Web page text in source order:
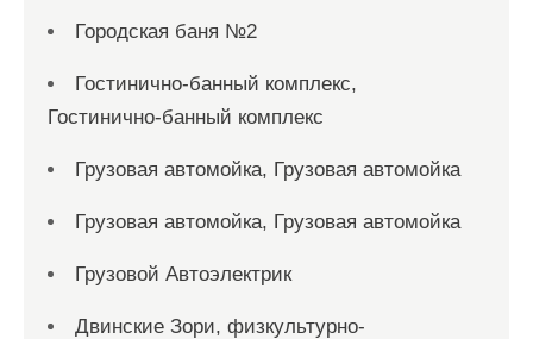
Городская баня №2
Гостинично-банный комплекс,
Гостинично-банный комплекс
Грузовая автомойка, Грузовая автомойка
Грузовая автомойка, Грузовая автомойка
Грузовой Автоэлектрик
Двинские Зори, физкультурно-